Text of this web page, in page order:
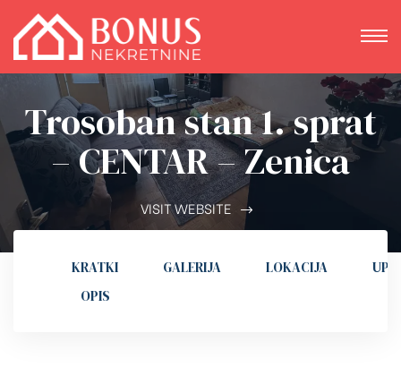
Trosoban stan 1. sprat
– CENTAR – Zenica
VISIT WEBSITE
KRATKI
OPIS
GALERIJA LOKACIJA UPIT